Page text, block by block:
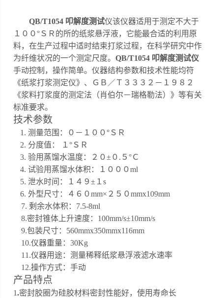
QB/T1054 叩解度测试仪该仪器适用于测定不大于
１００ °ＳＲ的所的纸浆悬浮液，它能最合适的利用原
料，在生产过程中适时结束打浆过程，在科学研究中作
为纤维状况的一个测定尺度。QB/T1054 叩解度测试仪
手动控制，操作简单。仪器结构参数和技术性能均符
《纸浆打浆测定仪》、ＧＢ／Ｔ３３３２－１９８２
《浆料打浆度的测定法（肖伯尔－瑞格勒法）》等有关
标准要求。
技术参数
1. 测量范围：０－１００°ＳＲ
2. 分度值： １°ＳＲ
3. 验用蒸馏水温度：２０±０.５°Ｃ
4. 试验用蒸馏水体积：１０００ml
5. 泄水时间：１４９±１s
6. 外型尺寸：４６０mm×２５０mmx109mm
7. 剩余水体积：7.5-8ml
8.密封锥体上升速度：100mm/s±10mm/s
9.包装尺寸：560mmx350mmx116mm
10.仪器重量：30Kg
11.仪器用途：测量稀释纸浆悬浮液滤水速率
12.操作方式：手动
产品特点
1.密封胶圈为硅胶材料密封性能好，使用寿命长